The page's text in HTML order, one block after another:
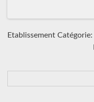
Etablissement Catégorie: